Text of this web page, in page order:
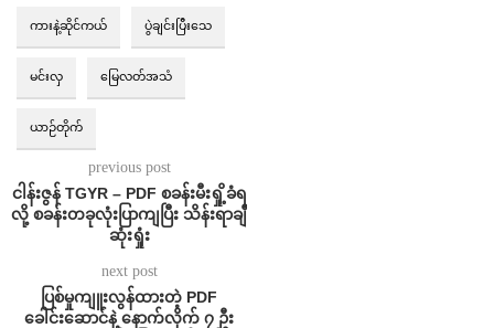
ကားနဲ့ဆိုင်ကယ် ပွဲချင်းပြီးသေ
မင်းလှ မြေလတ်အသံ
ယာဉ်တိုက်
previous post
ငါန်းဇွန် TGYR – PDF စခန်းမီးရှို့ခံရ
လို့ စခန်းတခုလုံးပြာကျပြီး သိန်းရာချီ
ဆုံးရှုံး
next post
ပြစ်မှုကျူးလွန်ထားတဲ့ PDF
ခေါင်းဆောင်နဲ့ နောက်လိုက် ၇ ဦး